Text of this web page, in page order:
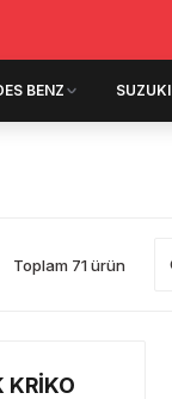
BENZ SUZUKI
Toplam 71 ürün
KRİKO